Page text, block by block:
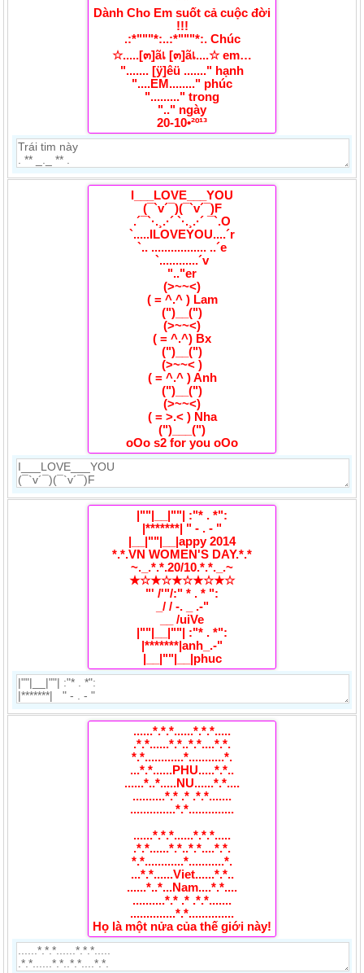
Dành Cho Em suốt cả cuộc đời
!!!
.:*"""*:..:*"""*:. Chúc
☆.....[๓]ãเ [๓]ãเ....☆ em…
"....... [ÿ]êü ......." hạnh
"....EM........" phúc
"........." trong
".." ngày
20-10•²º¹³
I___LOVE___YOU
(¯`v´¯)(¯`v´¯)F
.´¯`·.¸.·´ `·.¸.·´ ¯`.O
`.....ILOVEYOU....´r
`.. ................. ..´e
`............´v
".."er
(>~~<)
( = ^.^ ) Lam
(")__(")
(>~~<)
( = ^.^) Bx
(")__(")
(>~~< )
( = ^.^ ) Anh
(")__(")
(>~~<)
( = >.< ) Nha
(")___(")
oOo s2 for you oOo
|""|__|""| :"* . *":
|*******| " - . - "
|__|""|__|appy 2014
*.*.VN WOMEN'S DAY.*.*
~._.*.*.20/10.*.*._.~
★☆★☆★☆★☆★☆
"' /'"/:" * . * ":
_/ / -. _ .-"
__ /uiVe
|""|__|""| :"* . *":
|*******|anh_.-"
|__|""|__|phuc
......*.*.*......*.*.*.....
.*.*......*.*..*.*....*.*.
*.*............*...........*.
...*.*......PHU.....*.*..
......*..*.....NU......*.*....
..........*.* .* .*.*.......
..............*.*..............
......*.*.*......*.*.*.....
.*.*......*.*..*.*....*.*.
*.*............*...........*.
...*.*......Viet......*.*..
......*..*...Nam....*.*....
..........*.* .* .*.*.......
..............*.*..............
Họ là một nửa của thế giới này!